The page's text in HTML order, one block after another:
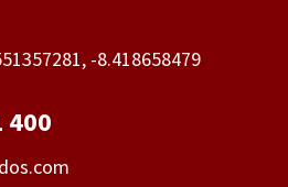
-8.418658479
400